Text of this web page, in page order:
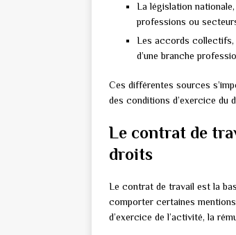
La législation
professions ou
Les accords collectifs,
d’une branche
Ces différentes sources
des conditions d’exercice du
Le contrat de
droits
Le contrat de travail est la
comporter certaines
d’exercice de l’activité, la